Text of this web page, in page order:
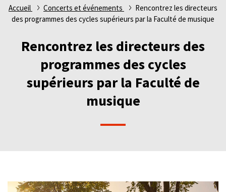
Fil
d'Ariane
Accueil Concerts et événements
Rencontrez les directeurs
des programmes des cycles supérieurs par la Faculté de musique
Rencontrez les directeurs des
programmes des cycles
supérieurs par la Faculté de
musique